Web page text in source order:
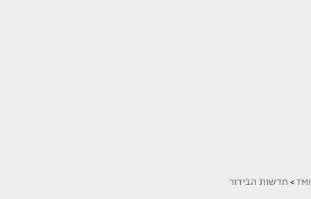
TMI
> חדשות הבידור